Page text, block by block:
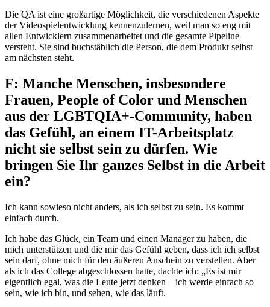
Die QA ist eine großartige Möglichkeit, die verschiedenen Aspekte
der Videospielentwicklung kennenzulernen, weil man so eng mit
allen Entwicklern zusammenarbeitet und die gesamte Pipeline
versteht. Sie sind buchstäblich die Person, die dem Produkt selbst
am nächsten steht.
F: Manche Menschen, insbesondere
Frauen, People of Color und Menschen
aus der LGBTQIA+-Community, haben
das Gefühl, an einem IT-Arbeitsplatz
nicht sie selbst sein zu dürfen. Wie
bringen Sie Ihr ganzes Selbst in die Arbeit
ein?
Ich kann sowieso nicht anders, als ich selbst zu sein. Es kommt
einfach durch.
Ich habe das Glück, ein Team und einen Manager zu haben, die
mich unterstützen und die mir das Gefühl geben, dass ich ich selbst
sein darf, ohne mich für den äußeren Anschein zu verstellen. Aber
als ich das College abgeschlossen hatte, dachte ich: „Es ist mir
eigentlich egal, was die Leute jetzt denken – ich werde einfach so
sein, wie ich bin, und sehen, wie das läuft.